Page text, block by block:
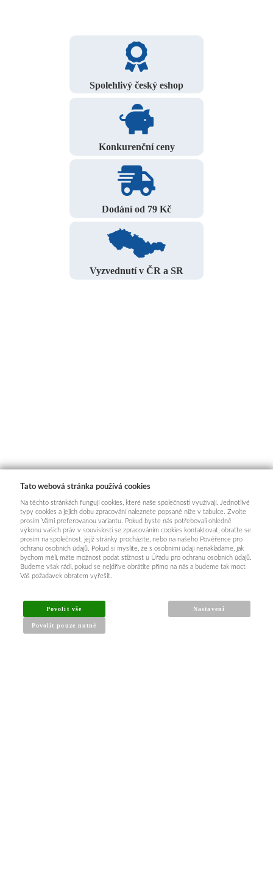
Spolehlivý český eshop
Konkurenční ceny
Dodání od 79 Kč
Vyzvednutí v ČR a SR
Tato webová stránka používá cookies
Na těchto stránkách fungují cookies, které naše společnosti využívají. Jednotlivé
typy cookies a jejich dobu zpracování naleznete popsané níže v tabulce. Zvolte
prosím Vámi preferovanou variantu. Pokud byste nás potřebovali ohledně
výkonu vašich práv v souvislosti se zpracováním cookies kontaktovat, obraťte se
prosím na společnost, jejíž stránky procházíte, nebo na našeho Pověřence pro
ochranu osobních údajů. Pokud si myslíte, že s osobními údaji nenakládáme, jak
bychom měli, máte možnost podat stížnost u Úřadu pro ochranu osobních údajů.
Budeme však rádi, pokud se nejdříve obrátíte přímo na nás a budeme tak moct
Váš požadavek obratem vyřešit.
Povolit vše
Povolit pouze nutné
Nastavení